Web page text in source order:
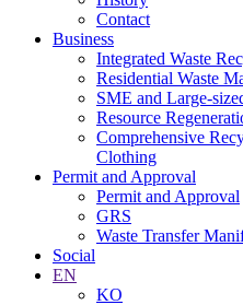
Contact
Business
Integrated Waste
Residential Waste
SME and Large-
Resource
Comprehensive
Clothing
Permit and Approval
Permit and Approval
GRS
Waste Transfer
Social
EN
KO